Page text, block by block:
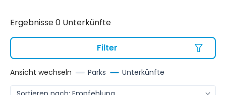
Ergebnisse 0 Unterkünfte
Filter
Ansicht wechseln Parks Unterkünfte